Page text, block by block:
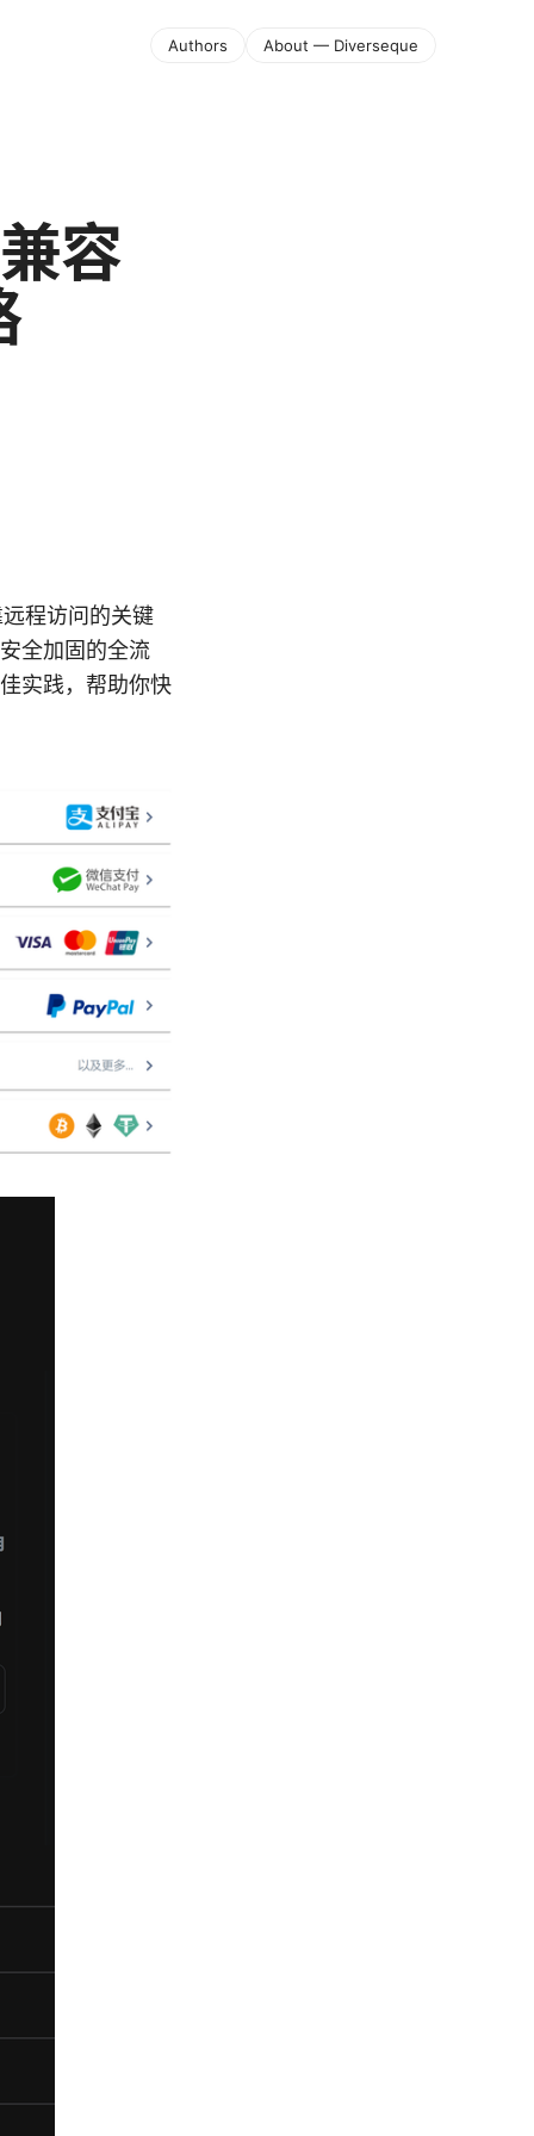
Authors About — Diverseque
容
程访问的关键
全加固的全流
实践，帮助你快